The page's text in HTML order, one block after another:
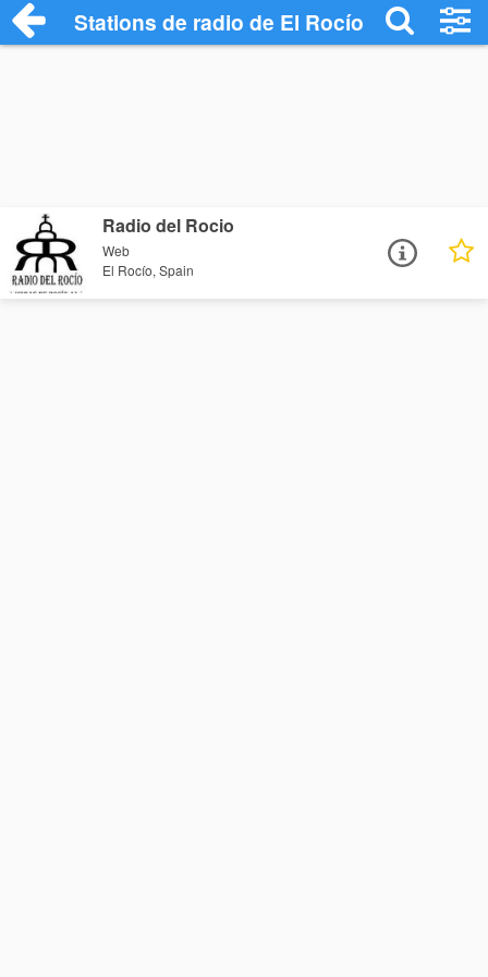
Stations de radio de El Rocío
Radio del Rocio
Web
El Rocío, Spain